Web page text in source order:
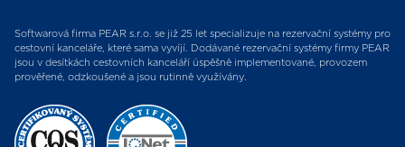
Softwarová firma PEAR s.r.o. se již 25 let specializuje na rezervační systémy pro
cestovní kanceláře, které sama vyvíjí. Dodávané rezervační systémy firmy PEAR
jsou v desítkách cestovních kanceláří úspěšně implementované, provozem
prověřené, odzkoušené a jsou rutinně využívány.